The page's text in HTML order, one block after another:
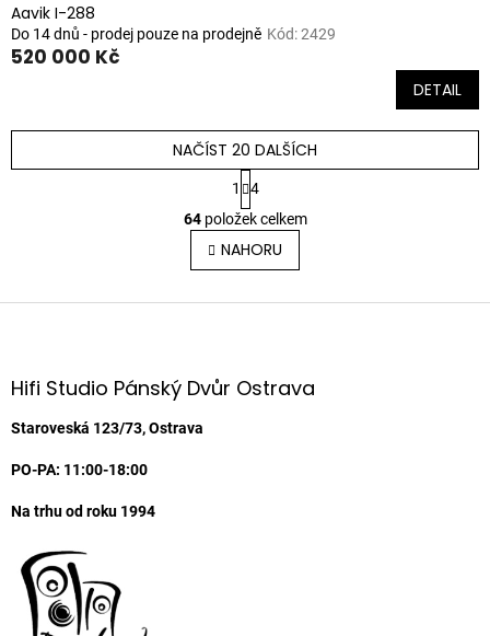
Aavik I-288
Do 14 dnů - prodej pouze na prodejně Kód:2429
520 000 Kč
DETAIL
O
v
l
á
p
r
NAČÍST 20 DALŠÍCH
S
t
r
á
n
k
v
1
4
64položek celkem
NAHORU
Z
aHifi Studio Pánský Dvůr Ostrava
Staroveská 123/73, Ostrava
PO-PA: 11:00-18:00
Na trhu od roku 1994